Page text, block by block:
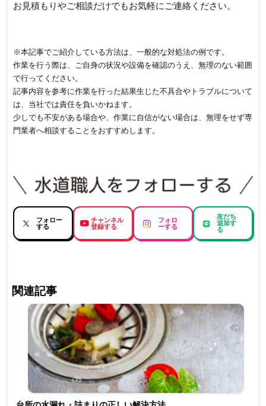
お見積もりやご相談だけでもお気軽にご連絡ください。
※本記事でご紹介している方法は、一般的な対処法の例です。
作業を行う際は、ご自身の状況や設備を確認のうえ、無理のない範囲
で行ってください。
記事内容を参考に作業を行った結果生じた不具合やトラブルについて
は、当社では責任を負いかねます。
少しでも不安がある場合や、作業に自信がない場合は、無理をせず専
門業者へ相談することをおすすめします。
フォロー
する
チャンネル
登録する
フォロ
ーする
友だち
追加す
る
関連記事